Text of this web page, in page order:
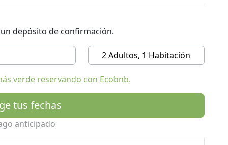
sauna al aire libre en Europa.
y duchas, que ofrecen vistas panorámicas
para grupos y excursionistas.
regionales auténticos, acompañados
manantial y espíritus amables. Incluso en el refugio
del Tirol del Sur.
jugar a las cartas, chat y de vez en cuando a
depósito de confirmación.
2 Adultos, 1 Habitación
verde reservando con Ecobnb.
tus fechas
anticipado